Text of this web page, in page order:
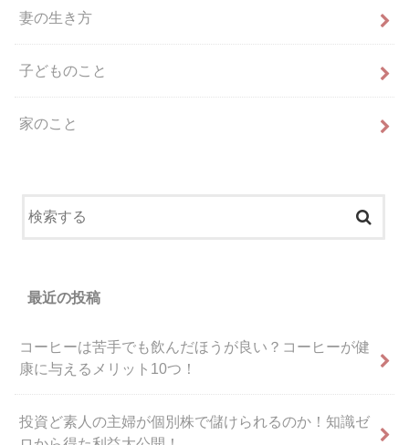
妻の生き方
子どものこと
家のこと
最近の投稿
コーヒーは苦手でも飲んだほうが良い？コーヒーが健
康に与えるメリット10つ！
投資ど素人の主婦が個別株で儲けられるのか！知識ゼ